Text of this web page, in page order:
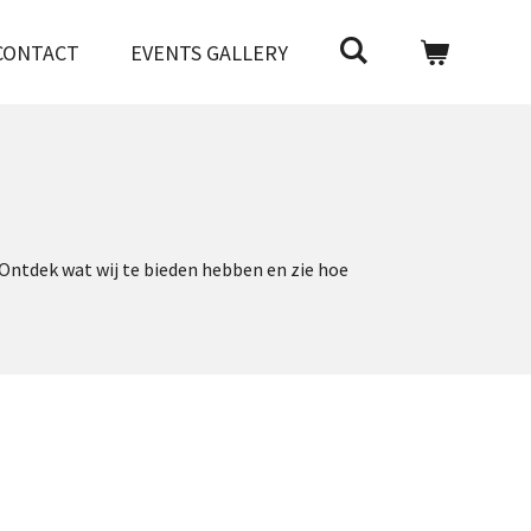
EVENTS GALLERY
wat wij te bieden hebben en zie hoe